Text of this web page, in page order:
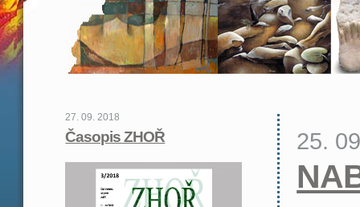
27. 09. 2018
Časopis ZHOŘ 25.